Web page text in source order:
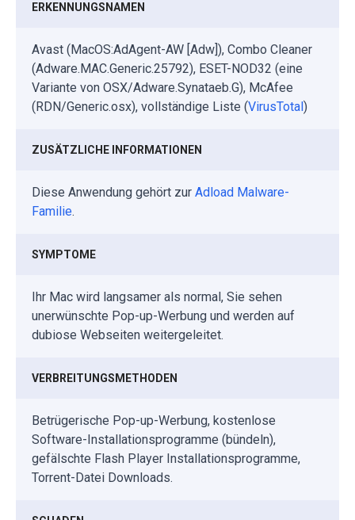
ERKENNUNGSNAMEN
Avast (MacOS:AdAgent-AW [Adw]), Combo Cleaner
(Adware.MAC.Generic.25792), ESET-NOD32 (eine
Variante von OSX/Adware.Synataeb.G), McAfee
(RDN/Generic.osx), vollständige Liste (VirusTotal )
ZUSÄTZLICHE INFORMATIONEN
Diese Anwendung gehört zur Adload Malware-
Familie.
SYMPTOME
Ihr Mac wird langsamer als normal, Sie sehen
unerwünschte Pop-up-Werbung und werden auf
dubiose Webseiten weitergeleitet.
VERBREITUNGSMETHODEN
Betrügerische Pop-up-Werbung, kostenlose
Software-Installationsprogramme (bündeln),
gefälschte Flash Player Installationsprogramme,
Torrent-Datei Downloads.